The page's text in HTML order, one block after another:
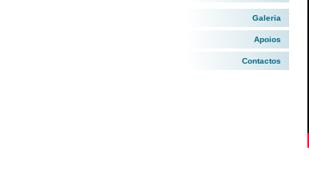
Galeria
Apoios
Contactos